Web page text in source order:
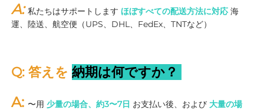
A: 私たちはサポートします ほぼすべての配送方法に対応 海
運、陸送、航空便（UPS、DHL、FedEx、TNTなど）
Q: 答えを 納期は何ですか？
A: 〜用 少量の場合、約3〜7日 お支払い後、および 大量の場